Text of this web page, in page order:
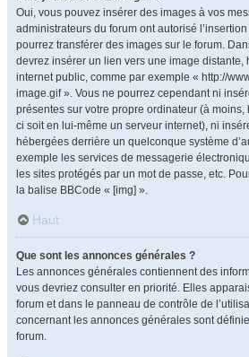
Oui, vous pouvez insérer des images à vos
administrateurs du forum ont autorisé
pourrez transférer des images sur le forum.
devrez insérer un lien vers une image distante,
internet public, comme par exemple « http://
image.gif ». Vous ne pourrez cependant ni
présentes sur votre propre ordinateur (à
ci soit en lui-même un serveur internet), ni
hébergées derrière un quelconque système
exemple les services de messagerie
les sites protégés par un mot de passe, etc.
la balise BBCode « [img] ».
Haut
Que sont les annonces générales ?
Les annonces générales contiennent des
vous devriez consulter en priorité. Elles
forum et dans le panneau de contrôle de
concernant les annonces générales sont
forum.